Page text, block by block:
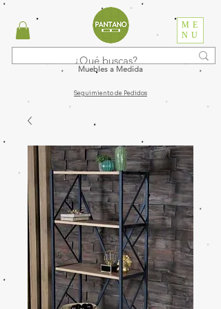
ME
NU
Muebles a Medida
Seguimiento de Pedidos